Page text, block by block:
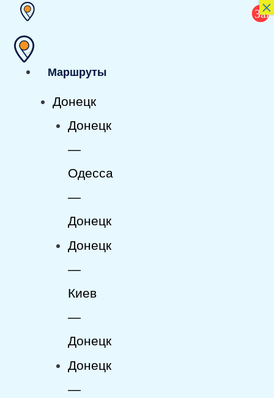
Перейти
содержимому
Маршруты
Донецк
Донецк
—
Одесса
—
Донецк
Донецк
—
Киев
—
Донецк
Донецк
—
Х×